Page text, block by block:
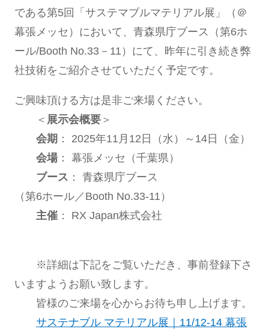
である第5回「サステマブルマテリアル展」（＠
幕張メッセ）において、青森県庁ブース（第6ホ
ール/Booth No.33－11）にて、昨年に引き続き弊
社技術をご紹介させていただく予定です。
ご興味頂ける方は是非ご来場ください。
＜ 展示会概要 ＞
会期 ： 2025年11月12日（水）～14日（金）
会場： 幕張メッセ（千葉県）
ブース ： 青森県庁ブース
（第6ホール／Booth No.33-11）
主催 ： RX Japan株式会社
※詳細は下記をご覧いただき、事前登録下さ
いますようお願い致します。
皆様のご来場を心からお待ち申し上げます。
サステナブル マテリアル展｜11/12-14 幕張